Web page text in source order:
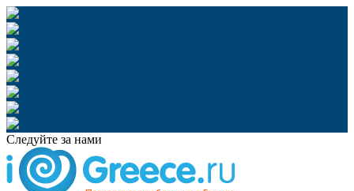
Следуйте за нами